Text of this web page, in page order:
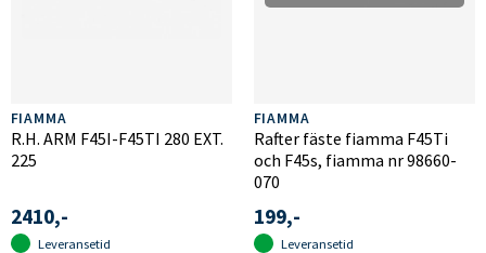
FIAMMA
R.H. ARM F45I-F45TI 280 EXT.
225
2410,-
Leveransetid
FIAMMA
Rafter fäste fiamma F45Ti
och F45s, fiamma nr 98660-
070
199,-
Leveransetid